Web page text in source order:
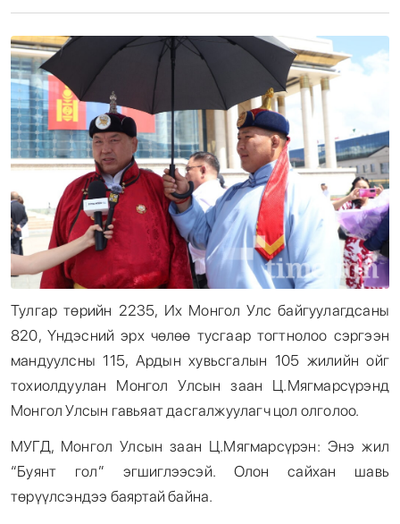
Энтертайнмент
Эрэн Сурвалжилга
Тулгар төрийн 2235, Их Монгол Улс байгуулагдсаны
820, Үндэсний эрх чөлөө тусгаар тогтнолоо сэргээн
мандуулсны 115, Ардын хувьсгалын 105 жилийн ойг
тохиолдуулан Монгол Улсын заан Ц.Мягмарсүрэнд
Монгол Улсын гавьяат дасгалжуулагч цол олголоо.
МУГД, Монгол Улсын заан Ц.Мягмарсүрэн: Энэ жил
“Буянт гол” эгшиглээсэй. Олон сайхан шавь
төрүүлсэндээ баяртай байна.